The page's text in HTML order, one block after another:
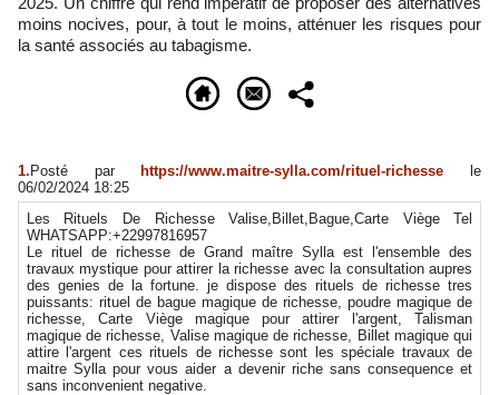
moins nocives, pour, à tout le moins, atténuer les risques pour
la santé associés au tabagisme.
1. Posté par https://www.maitre-sylla.com/rituel-richesse
le
06/02/2024 18:25
Les Rituels De Richesse Valise,Billet,Bague,Carte Viège Tel
WHATSAPP:+22997816957
Le rituel de richesse de Grand maître Sylla est l'ensemble des
travaux mystique pour attirer la richesse avec la consultation aupres
des genies de la fortune. je dispose des rituels de richesse tres
puissants: rituel de bague magique de richesse, poudre magique de
richesse, Carte Viège magique pour attirer l'argent, Talisman
magique de richesse, Valise magique de richesse, Billet magique qui
attire l'argent ces rituels de richesse sont les spéciale travaux de
maitre Sylla pour vous aider a devenir riche sans consequence et
sans inconvenient negative.